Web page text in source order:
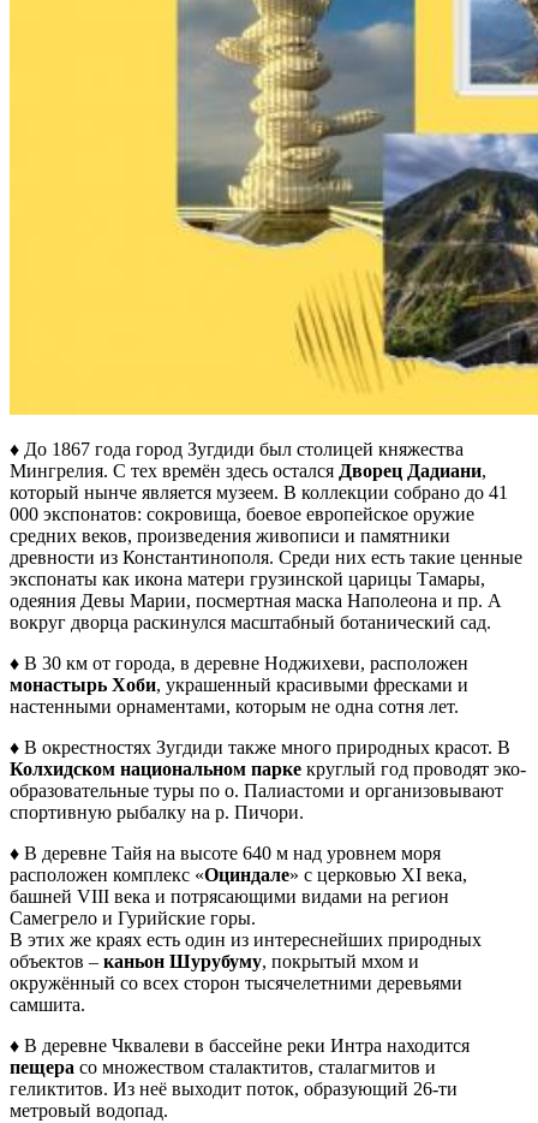
♦ До 1867 года город Зугдиди был столицей княжества
Мингрелия. С тех времён здесь остался Дворец Дадиани,
который нынче является музеем. В коллекции собрано до 41
000 экспонатов: сокровища, боевое европейское оружие
средних веков, произведения живописи и памятники
древности из Константинополя. Среди них есть такие ценные
экспонаты как икона матери грузинской царицы Тамары,
одеяния Девы Марии, посмертная маска Наполеона и пр. А
вокруг дворца раскинулся масштабный ботанический сад.
♦ В 30 км от города, в деревне Ноджихеви, расположен
монастырь Хоби, украшенный красивыми фресками и
настенными орнаментами, которым не одна сотня лет.
♦ В окрестностях Зугдиди также много природных красот. В
Колхидском национальном парке круглый год проводят эко-
образовательные туры по о. Палиастоми и организовывают
спортивную рыбалку на р. Пичори.
♦ В деревне Тайя на высоте 640 м над уровнем моря
расположен комплекс «Оциндале» с церковью XI века,
башней VIII века и потрясающими видами на регион
Самегрело и Гурийские горы.
В этих же краях есть один из интереснейших природных
объектов – каньон Шурубуму, покрытый мхом и
окружённый со всех сторон тысячелетними деревьями
самшита.
♦ В деревне Чквалеви в бассейне реки Интра находится
пещера со множеством сталактитов, сталагмитов и
геликтитов. Из неё выходит поток, образующий 26-ти
метровый водопад.